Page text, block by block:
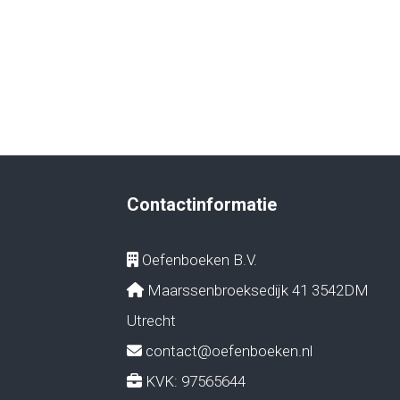
Contactinformatie
Oefenboeken B.V.
Maarssenbroeksedijk 41 3542DM
Utrecht
contact@oefenboeken.nl
KVK: 97565644